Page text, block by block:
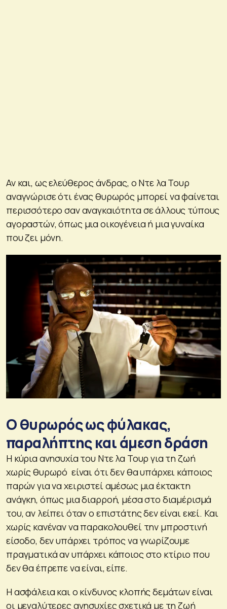
Αν και, ως ελεύθερος άνδρας, ο Ντε λα Τουρ
αναγνώρισε ότι ένας θυρωρός μπορεί να φαίνεται
περισσότερο σαν αναγκαιότητα σε άλλους τύπους
αγοραστών, όπως μια οικογένεια ή μια γυναίκα
που ζει μόνη.
Ο θυρωρός ως φύλακας,
παραλήπτης και άμεση δράση
Η κύρια ανησυχία του Ντε λα Τουρ για τη ζωή
χωρίς θυρωρό είναι ότι δεν θα υπάρχει κάποιος
παρών για να χειριστεί αμέσως μια έκτακτη
ανάγκη, όπως μια διαρροή, μέσα στο διαμέρισμά
του, αν λείπει όταν ο επιστάτης δεν είναι εκεί. Και
χωρίς κανέναν να παρακολουθεί την μπροστινή
είσοδο, δεν υπάρχει τρόπος να γνωρίζουμε
πραγματικά αν υπάρχει κάποιος στο κτίριο που
δεν θα έπρεπε να είναι, είπε.
Η ασφάλεια και ο κίνδυνος κλοπής δεμάτων είναι
οι μεγαλύτερες ανησυχίες σχετικά με τη ζωή